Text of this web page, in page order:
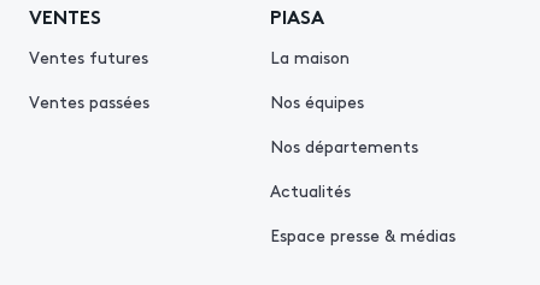
VENTES
Ventes futures
Ventes passées
PIASA
La maison
Nos équipes
Nos départements
Actualités
Espace presse & médias